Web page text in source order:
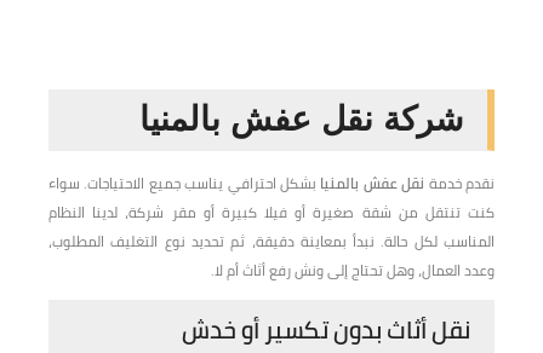
شركة نقل عفش بالمنيا
نقدم خدمة نقل عفش بالمنيا بشكل احترافي يناسب جميع الاحتياجات. سواء
كنت تنتقل من شقة صغيرة أو فيلا كبيرة أو مقر شركة، لدينا النظام
المناسب لكل حالة. نبدأ بمعاينة دقيقة، ثم تحديد نوع التغليف المطلوب،
وعدد العمال، وهل تحتاج إلى ونش رفع أثاث أم لا.
نقل أثاث بدون تكسير أو خدش